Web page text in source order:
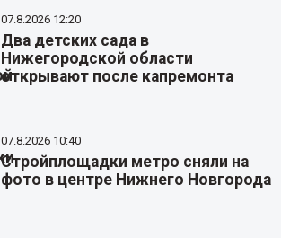
07.8.2026 12:20
Два детских сада в
Нижегородской области
открывают после капремонта
07.8.2026 10:40
Стройплощадки метро сняли на
фото в центре Нижнего Новгорода